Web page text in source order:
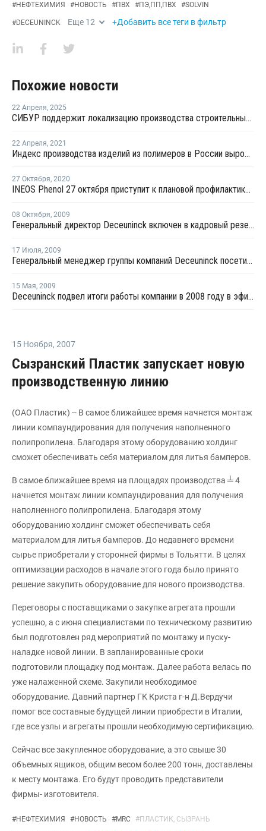
#НЕФТЕХИМИЯ #НОВОСТЬ #ПВХ #ПЭ,ПП,ПВХ #SOLVIN
#DECEUNINCK Еще 12 +Добавить все теги в фильтр
Похожие новости
22 Апреля, 2025
СИБУР поддержит локализацию производства строительных материалов из ПВХ
22 Апреля, 2021
Индекс производства изделий из полимеров в России вырос в первом квартале на 10,3%
27 Октября, 2020
INEOS Phenol 27 октября приступит к плановой профилактике на заводе фенола и ацетона в Германии
08 Октября, 2009
Генеральный директор Deceuninck включен в кадровый резерв Президента России
17 Июля, 2009
Генеральный менеджер группы компаний Deceuninck посетил российское подразделение Декёнинк Рус
15 Мая, 2009
Deceuninck подвел итоги работы компании в 2008 году в эфире РБК ТВ
15 Ноября, 2007
Сызранский Пластик запускает новую
производственную линию
(ОАО Пластик) -- В самое ближайшее время начнется монтаж
линии компаундирования для получения наполненного
полипропилена. Благодаря этому оборудованию холдинг
сможет обеспечивать себя материалом для литья бамперов.
В самое ближайшее время на площадях производства ╧ 4
начнется монтаж линии компаундирования для получения
наполненного полипропилена. Благодаря этому
оборудованию холдинг сможет обеспечивать себя
материалом для литья бамперов. До недавнего времени
сырье приобретали у сторонней фирмы в Тольятти. В целях
оптимизации расходов в начале этого года было принято
решение закупить оборудование для нового производства.
Переговоры с поставщиками о закупке агрегата прошли
успешно, а с июня специалистами по техническому развитию
был подготовлен ряд мероприятий по монтажу и пуску-
наладке новой линии. В запланированные сроки
подготовили площадку под монтаж. Далее работа велась по
уже налаженной схеме. Закупили необходимое
оборудование. Давний партнер ГК Криста г-н Д.Вердучи
помог все составные будущей линии приобрести в Италии,
где все узлы и агрегаты прошли необходимую сертификацию.
Сейчас все закупленное оборудование, а это свыше 30
объемных ящиков, общим весом более 200 тонн, доставлены
к месту монтажа. Его будут проводить представители
фирмы- изготовителя.
#НЕФТЕХИМИЯ #НОВОСТЬ #MRC #ПЛАСТИК, СЫЗРАНЬ